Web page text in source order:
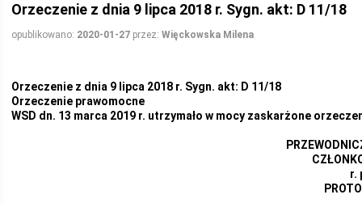
Orzeczenie z dnia 9 lipca 2018 r. Sygn. akt: D 11/18
opublikowano: 2020-01-27 przez: Więckowska Milena
Orzeczenie z dnia 9 lipca 2018 r. Sygn. akt: D 11/18
Orzeczenie prawomocne
WSD dn. 13 marca 2019 r. utrzymało w mocy zaskarżone
r.